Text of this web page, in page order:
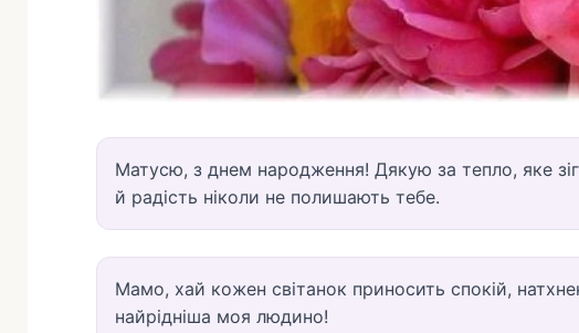
Матусю, з днем народження! Дякую за тепло, яке
й радість ніколи не полишають тебе.
Мамо, хай кожен світанок приносить спокій,
найрідніша моя людино!